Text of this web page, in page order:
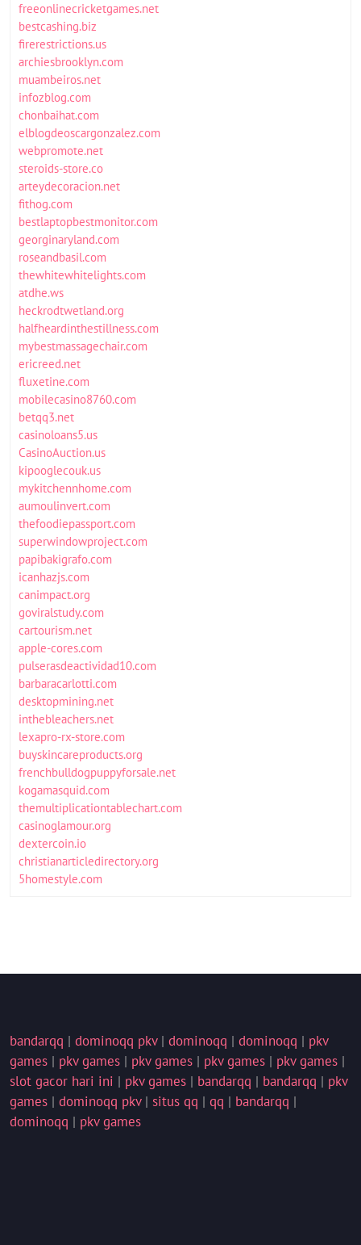
freeonlinecricketgames.net
bestcashing.biz
firerestrictions.us
archiesbrooklyn.com
muambeiros.net
infozblog.com
chonbaihat.com
elblogdeoscargonzalez.com
webpromote.net
steroids-store.co
arteydecoracion.net
fithog.com
bestlaptopbestmonitor.com
georginaryland.com
roseandbasil.com
thewhitewhitelights.com
atdhe.ws
heckrodtwetland.org
halfheardinthestillness.com
mybestmassagechair.com
ericreed.net
fluxetine.com
mobilecasino8760.com
betqq3.net
casinoloans5.us
CasinoAuction.us
kipooglecouk.us
mykitchennhome.com
aumoulinvert.com
thefoodiepassport.com
superwindowproject.com
papibakigrafo.com
icanhazjs.com
canimpact.org
goviralstudy.com
cartourism.net
apple-cores.com
pulserasdeactividad10.com
barbaracarlotti.com
desktopmining.net
inthebleachers.net
lexapro-rx-store.com
buyskincareproducts.org
frenchbulldogpuppyforsale.net
kogamasquid.com
themultiplicationtablechart.com
casinoglamour.org
dextercoin.io
christianarticledirectory.org
5homestyle.com
bandarqq | dominoqq pkv| dominoqq | dominoqq | pkv
games | pkv games | pkv games | pkv games | pkv games |
slot gacor hari ini | pkv games | bandarqq | bandarqq | pkv
games | dominoqq pkv| situs qq | qq | bandarqq |
dominoqq | pkv games